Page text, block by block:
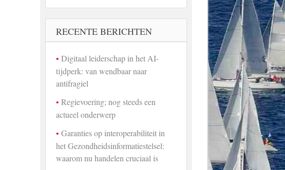
RECENTE BERICHTEN
Digitaal leiderschap in het AI-
tijdperk: van wendbaar naar
antifragiel
Regievoering; nog steeds een
actueel onderwerp
Garanties op interoperabiliteit in
het Gezondheidsinformatiestelsel:
waarom nu handelen cruciaal is